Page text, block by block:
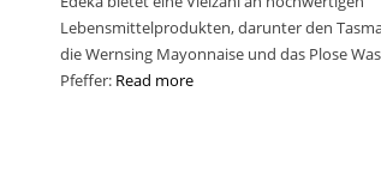
Lebensmittelprodukten, darunter den
die Wernsing Mayonnaise und das Plose
Pfeffer: Read more